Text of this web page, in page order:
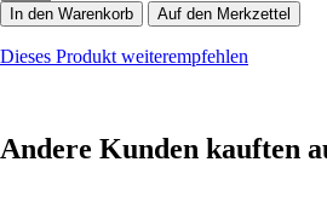
In den Warenkorb Auf den Merkzettel
Dieses Produkt weiterempfehlen
Andere Kunden kauften